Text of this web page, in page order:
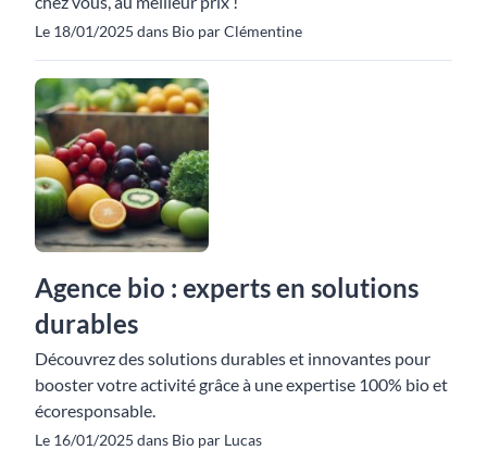
Le 18/01/2025 dans Bio par Clémentine
Agence bio : experts en solutions
durables
Découvrez des solutions durables et innovantes pour
booster votre activité grâce à une expertise 100% bio et
écoresponsable.
Le 16/01/2025 dans Bio par Lucas